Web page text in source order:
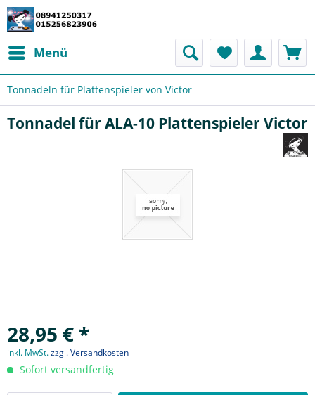
Menü
Tonnadeln für Plattenspieler von Victor
Tonnadel für ALA-10 Plattenspieler Victor
28,95 € *
inkl. MwSt.zzgl. Versandkosten
Sofort versandfertig